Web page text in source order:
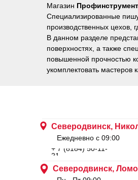
Магазин
Специализированные
производственных цехов,
В данном разделе
поверхностях, а также
повышенной прочностью
укомплектовать мастеров
Северодвинск,
Северодвинск,
Ежедневно с 09:00
+ 7 (8184) 50-11-
21